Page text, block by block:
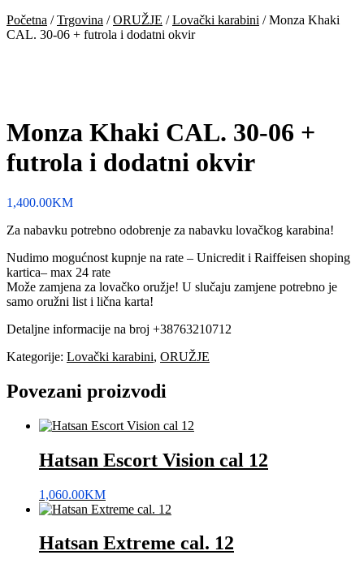
Početna /Trgovina /ORUŽJE /Lovački karabini / Monza Khaki
CAL. 30-06 + futrola i dodatni okvir
Monza Khaki CAL. 30-06 +
futrola i dodatni okvir
1,400.00KM
Za nabavku potrebno odobrenje za nabavku lovačkog karabina!
Nudimo mogućnost kupnje na rate – Unicredit i Raiffeisen shoping
kartica– max 24 rate
Može zamjena za lovačko oružje! U slučaju zamjene potrebno je
samo oružni list i lična karta!
Detaljne informacije na broj +38763210712
Kategorije: Lovački karabini, ORUŽJE
Povezani proizvodi
Hatsan Escort Vision cal 12
1,060.00KM
Hatsan Extreme cal. 12